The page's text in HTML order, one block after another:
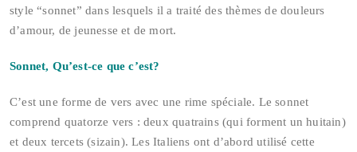
style “sonnet” dans lesquels il a traité des thèmes de douleurs
d’amour, de jeunesse et de mort.
Sonnet, Qu’est-ce que c’est?
C’est une forme de vers avec une rime spéciale. Le sonnet
comprend quatorze vers : deux quatrains (qui forment un huitain)
et deux tercets (sizain). Les Italiens ont d’abord utilisé cette